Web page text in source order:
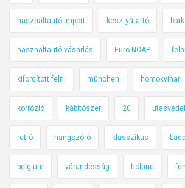
használtautó-import kesztyűtartó
használtautó-vásárlás Euro NCAP felni
kifordított felni münchen homokvihar
korrózió kábítószer 20
retró hangszóró klasszikus Lada
belgium várandósság hólánc